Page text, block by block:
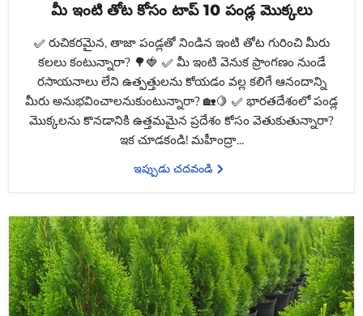
మీ ఇంటి తోట కోసం టాప్ 10 పండ్ల మొక్కలు
✅ రుచికరమైన, తాజా పండ్లతో నిండిన ఇంటి తోట గురించి మీరు
కలలు కంటున్నారా? 🌳🍓 ✅ మీ ఇంటి వెనుక ప్రాంగణం నుండే
రసాయనాలు లేని ఉత్పత్తులను కోయడం వల్ల కలిగే ఆనందాన్ని
మీరు అనుభవించాలనుకుంటున్నారా? 🏡🍋 ✅ భారతదేశంలో పండ్ల
మొక్కలను కొనడానికి ఉత్తమమైన ప్రదేశం కోసం వెతుకుతున్నారా?
ఇక చూడకండి! మహీంద్రా...
ఇప్పుడు చదవండి